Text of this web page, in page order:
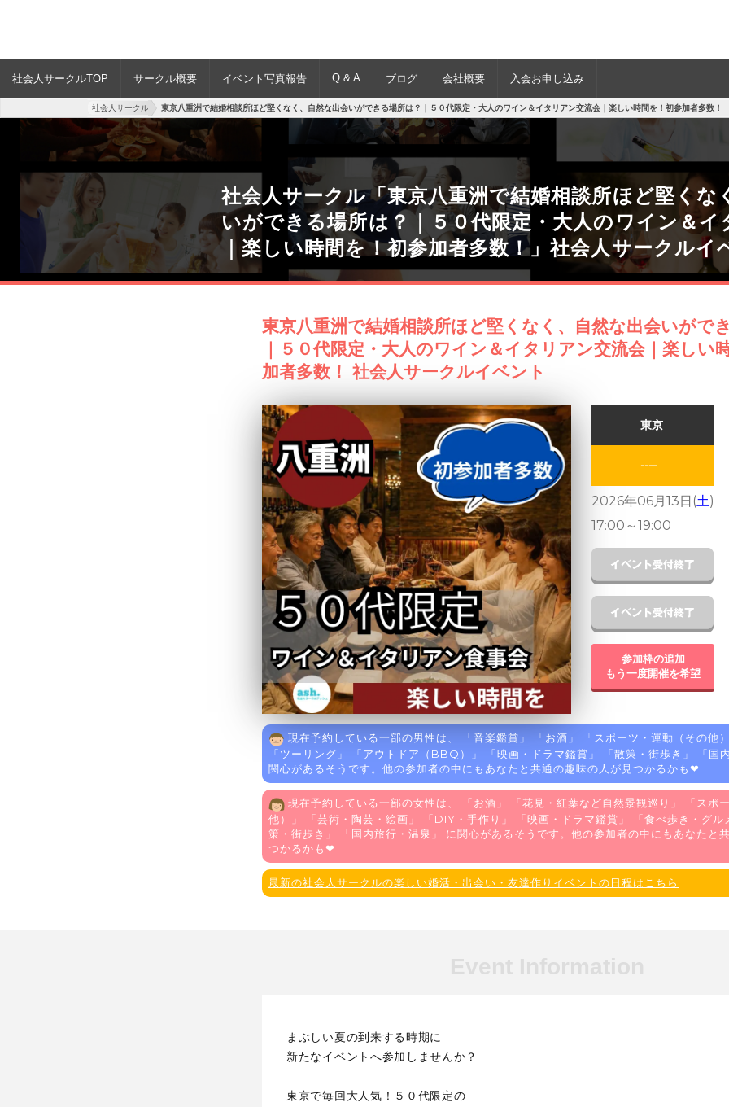
社会人サークルTOP サークル概要 イベント写真報告 Q & A ブログ 会社概要 入会お申し込み
社会人サークル 東京八重洲で結婚相談所ほど堅くなく、自然な出会いができる場所は？｜５０代限定・大人のワイン＆イタリアン交流会｜楽しい時間を！初参加者多数！
社会人サークル「東京八重洲で結婚相談所ほど堅くな
いができる場所は？｜５０代限定・大人のワイン＆イ
｜楽しい時間を！初参加者多数！」社会人サークルイ
東京八重洲で結婚相談所ほど堅くなく、自然な出会いがで
｜５０代限定・大人のワイン＆イタリアン交流会｜楽しい
加者多数！ 社会人サークルイベント
東京
----
2026年06月13日(土)
17:00 ～19:00
参加枠の追加
もう一度開催を希望
現在予約している一部の男性は、 「音楽鑑賞 」 「お酒 」 「スポーツ・運動（その他）
「ツーリング 」 「アウトドア（BBQ） 」 「映画・ドラマ鑑賞 」 「散策・街歩き 」 「国
関心があるそうです。他の参加者の中にもあなたと共通の趣味の人が見つかるかも❤
現在予約している一部の女性は、 「お酒 」 「花見・紅葉など自然景観巡り 」 「スポ
他）
」 「芸術・陶芸・絵画 」 「DIY・手作り 」 「映画・ドラマ鑑賞 」 「食べ歩き・グル
策・街歩き 」 「国内旅行・温泉 」 に関心があるそうです。他の参加者の中にもあなたと
つかるかも❤
最新の社会人サークルの楽しい婚活・出会い・友達作りイベントの日程はこちら
まぶしい夏の到来する時期に
新たなイベントへ参加しませんか？
東京で毎回大人気！５０代限定の